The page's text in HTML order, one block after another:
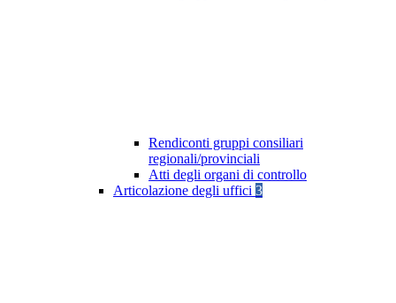
Rendiconti gruppi consiliari
regionali/provinciali
Atti degli organi di controllo
Articolazione degli uffici 3